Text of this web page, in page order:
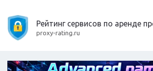
Рейтинг сервисов по аренде
proxy-rating.ru